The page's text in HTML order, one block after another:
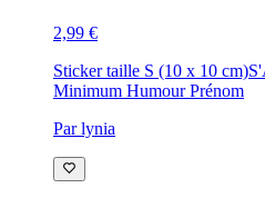
2,99 €
Sticker taille S (10 x 10 cm)
Minimum Humour Prénom
Par lynia